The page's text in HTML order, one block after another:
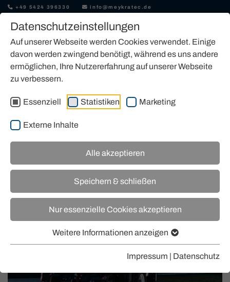
Datenschutzeinstellungen
Auf unserer Webseite werden Cookies verwendet. Einige
davon werden zwingend benötigt, während es uns andere
ermöglichen, Ihre Nutzererfahrung auf unserer Webseite
zu verbessern.
Essenziell Statistiken Marketing
Externe Inhalte
Alle akzeptieren
Speichern & schließen
Nur essenzielle Cookies akzeptieren
Weitere Informationen anzeigen
Impressum | Datenschutz
+49 5424 396330 info@meykratec.de
MASCHINENMARKT